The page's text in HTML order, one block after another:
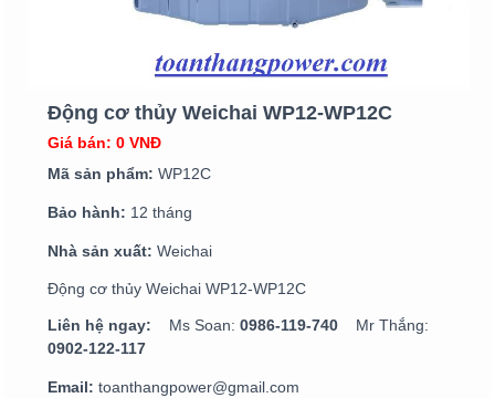
Động cơ thủy Weichai WP12-WP12C
Giá bán: 0 VNĐ
Mã sản phẩm: WP12C
Bảo hành: 12 tháng
Nhà sản xuất: Weichai
Động cơ thủy Weichai WP12-WP12C
Liên hệ ngay: Ms Soan: 0986-119-740 Mr Thắng:
0902-122-117
Email: toanthangpower@gmail.com